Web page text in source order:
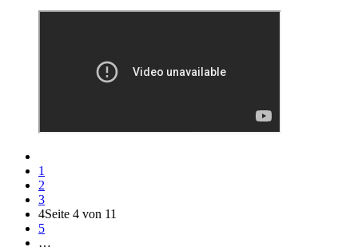
1
2
3
4Seite 4 von 11
5
…